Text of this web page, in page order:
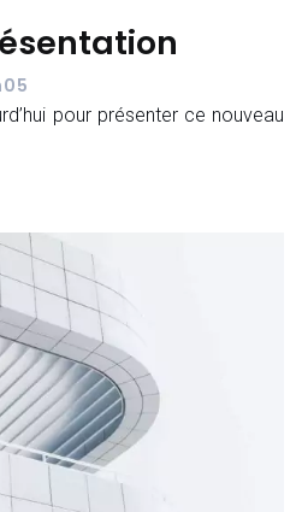
pour présenter ce nouveau